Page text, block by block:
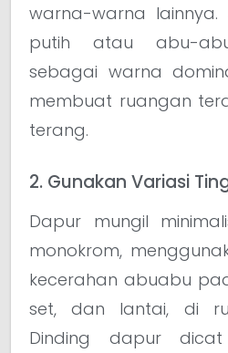
warna-warna lainnya.
putih atau abu-
sebagai warna
membuat ruangan
terang.
2. Gunakan Variasi
Dapur mungil
monokrom,
kecerahan abuabu
set, dan lantai, di
Dinding dapur